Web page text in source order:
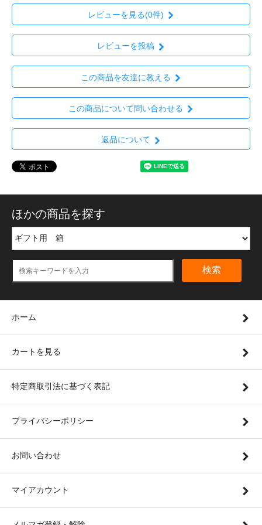
レビューを見る(0件)
レビューを投稿
この商品を友達に教える
この商品について問い合わせる
返品について
ほかの商品を探す
検索
ホーム
カートを見る
特定商取引法に基づく表記
プライバシーポリシー
お問い合わせ
マイアカウント